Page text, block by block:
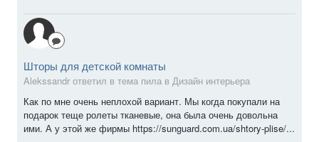
Шторы для детской комнаты
Alekssandr ответил в тема пила в Дизайн интерьера
Как по мне очень неплохой вариант. Мы когда покупали на
подарок теще ролеты тканевые, она была очень довольна
ими. А у этой же фирмы https://sunguard.com.ua/shtory-plise/...